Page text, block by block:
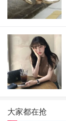
大家都在抢